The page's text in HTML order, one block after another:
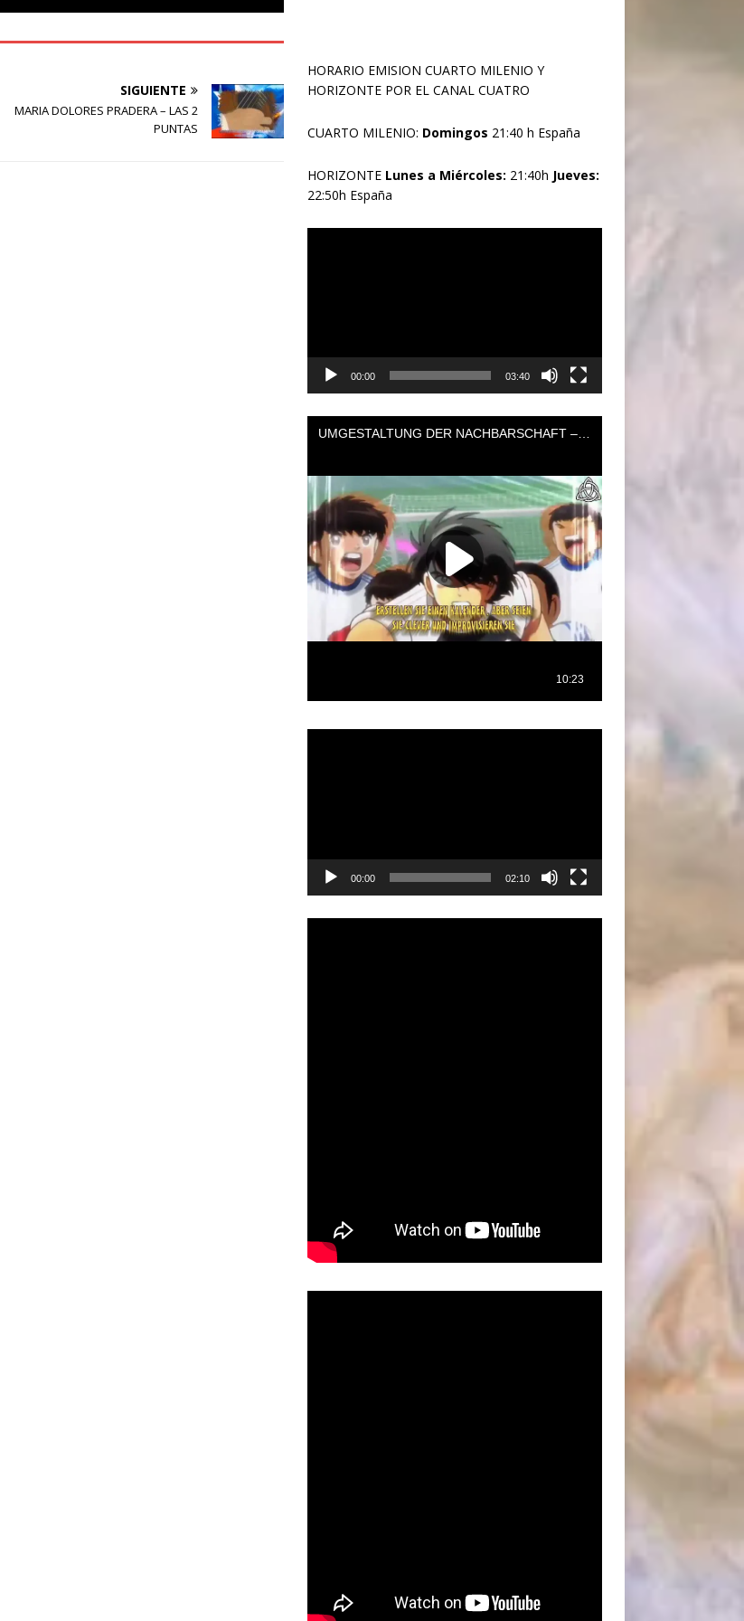
SIGUIENTE
MARIA DOLORES PRADERA – LAS 2
PUNTAS
HORARIO EMISION CUARTO MILENIO Y
HORIZONTE POR EL CANAL CUATRO
CUARTO MILENIO: Domingos 21:40 h España
HORIZONTE Lunes a Miércoles: 21:40h Jueves:
22:50h España
00:00 03:40
00:00 02:10